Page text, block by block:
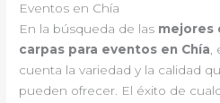
Eventos en Chía
En la búsqueda de las mejores
carpas para eventos en Chía
cuenta la variedad y la calidad
pueden ofrecer. El éxito de